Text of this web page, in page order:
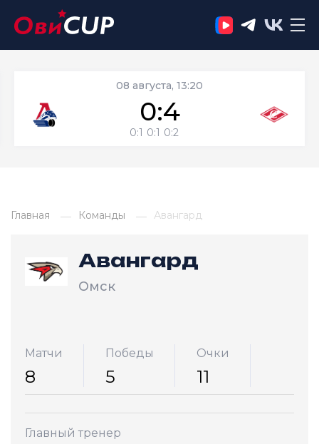
08 августа, 13:20
0:4
0:1 0:1 0:2
Главная Команды Авангард
Авангард
Омск
Матчи
8
Победы
5
Очки
11
Главный тренер